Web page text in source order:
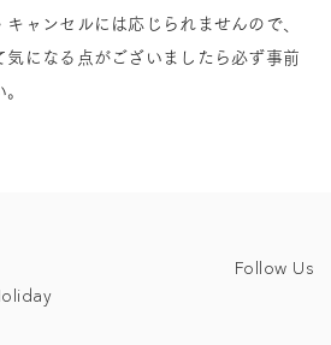
ャンセルには応じられませんので、
気になる点がございましたら必ず事前
Follow Us